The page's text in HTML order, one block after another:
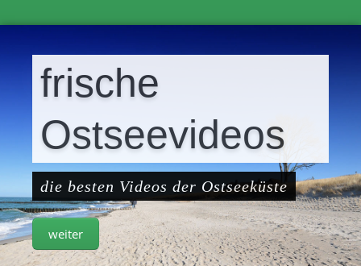
Home
Ostsee
Usedom
Rügen
frische
Ostseevideos
die besten Videos der Ostseeküste
weiter